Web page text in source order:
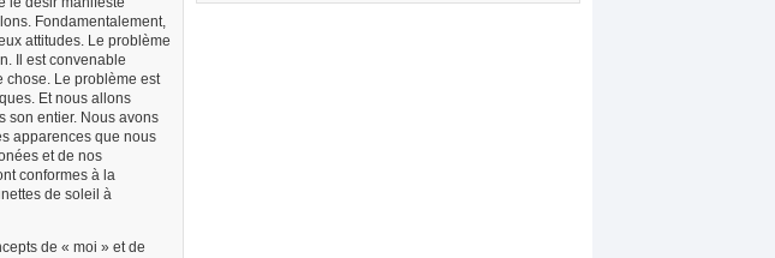
Fondamentalement,
attitudes. Le problème
Il est convenable
chose. Le problème est
Et nous allons
son entier. Nous avons
apparences que nous
et de nos
conformes à la
de soleil à
de « moi » et de